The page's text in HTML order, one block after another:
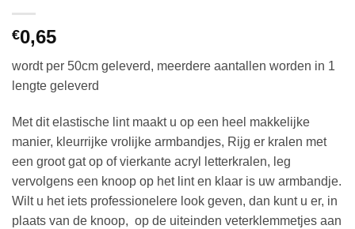
€0,65
wordt per 50cm geleverd, meerdere aantallen worden in 1
lengte geleverd
Met dit elastische lint maakt u op een heel makkelijke
manier, kleurrijke vrolijke armbandjes, Rijg er kralen met
een groot gat op of vierkante acryl letterkralen, leg
vervolgens een knoop op het lint en klaar is uw armbandje.
Wilt u het iets professionelere look geven, dan kunt u er, in
plaats van de knoop, op de uiteinden veterklemmetjes aan